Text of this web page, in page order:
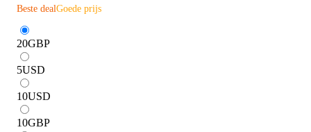
Beste dealGoede prijs
20GBP
5USD
10USD
10GBP